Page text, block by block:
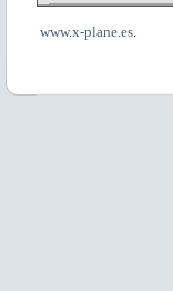
www.x-plane.es